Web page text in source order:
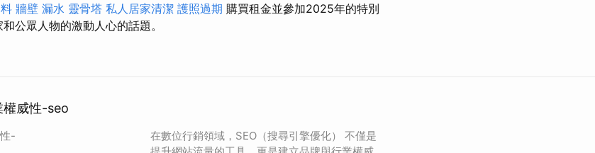
牆壁 漏水 靈骨塔 私人居家清潔 護照過期 購買租金並參加2025年的特別
公眾人物的激動人心的話題。
權威性-seo
-
在數位行銷領域，SEO（搜尋引擎優化） 不僅是